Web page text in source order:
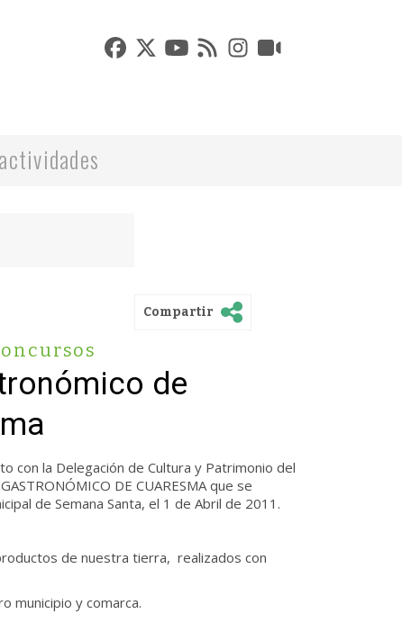
Compartir
de
con la Delegación de Cultura y Patrimonio del
DE CUARESMA que se
de Semana Santa, el 1 de Abril de 2011.
de nuestra tierra, realizados con
municipio y comarca.